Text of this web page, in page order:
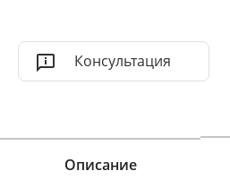
Консультация
Описание